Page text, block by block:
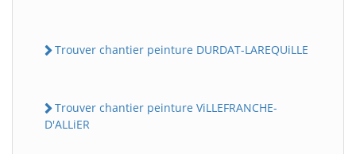
Trouver chantier peinture DURDAT-LAREQUiLLE
Trouver chantier peinture ViLLEFRANCHE-
D'ALLiER